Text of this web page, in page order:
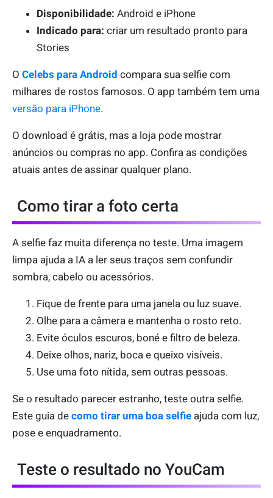
Disponibilidade: Android e iPhone
Indicado para: criar um resultado pronto para
Stories
O Celebs para Android compara sua selfie com
milhares de rostos famosos. O app também tem uma
versão para iPhone.
O download é grátis, mas a loja pode mostrar
anúncios ou compras no app. Confira as condições
atuais antes de assinar qualquer plano.
Como tirar a foto certa
A selfie faz muita diferença no teste. Uma imagem
limpa ajuda a IA a ler seus traços sem confundir
sombra, cabelo ou acessórios.
Fique de frente para uma janela ou luz suave.
Olhe para a câmera e mantenha o rosto reto.
Evite óculos escuros, boné e filtro de beleza.
Deixe olhos, nariz, boca e queixo visíveis.
Use uma foto nítida, sem outras pessoas.
Se o resultado parecer estranho, teste outra selfie.
Este guia de como tirar uma boa selfie ajuda com luz,
pose e enquadramento.
Teste o resultado no YouCam